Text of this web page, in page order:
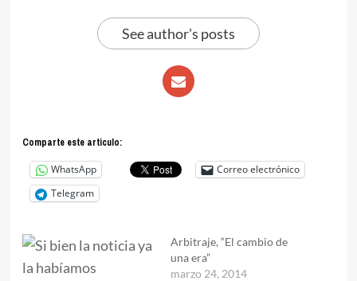
See author's posts
Comparte este articulo:
WhatsApp
Correo electrónico
Telegram
Arbitraje, “El cambio de
una era”
marzo 24, 2014